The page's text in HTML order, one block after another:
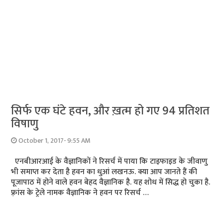
सिर्फ एक घंटे हवन, और ख़त्म हो गए 94 प्रतिशत
विषाणु
October 1, 2017- 9:55 AM
एनबीआरआई के वैज्ञानिकों ने रिसर्च में पाया कि टाइफाइड के जीवाणु
भी समाप्त कर देता है हवन का धुआं लखनऊ. क्या आप जानते हैं की
पूजापाठ में होने वाले हवन बेहद वैज्ञानिक है. यह शोध में सिद्ध हो चुका है.
फ़्रांस के ट्रेले नामक वैज्ञानिक ने हवन पर रिसर्च …